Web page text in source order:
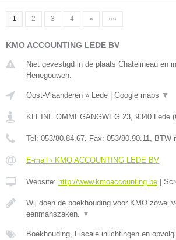
1 2 3 4 » »»
KMO ACCOUNTING LEDE BV
Niet gevestigd in de plaats Chatelineau en
Henegouwen.
Oost-Vlaanderen » Lede Google maps ▼
KLEINE OMMEGANGWEG 23, 9340 Lede (
Tel: 053/80.84.67, Fax: 053/80.90.11, BTW-
E-mail › KMO ACCOUNTING LEDE BV
Website: http://www.kmoaccounting.be
Wij doen de boekhouding voor KMO zowel
eenmanszaken. ▼
Boekhouding, Fiscale inlichtingen en